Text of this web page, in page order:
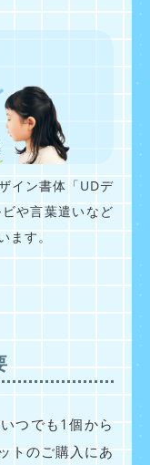
イン書体「UDデ
や言葉遣いなど
ます。
つでも1個から
トのご購入にあ